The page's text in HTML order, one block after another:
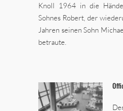
Knoll 1964 in die
Sohnes Robert, der
Jahren seinen Sohn
betraute.